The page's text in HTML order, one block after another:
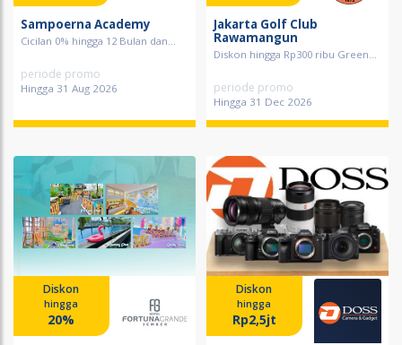
Sampoerna Academy
Cicilan 0% hingga 12 Bulan dan...
periode promo
Hingga 31 Aug 2026
Jakarta Golf Club
Rawamangun
Diskon hingga Rp300 ribu Green...
periode promo
Hingga 31 Dec 2026
Diskon
hingga
20%
Diskon
hingga
Rp2,5jt